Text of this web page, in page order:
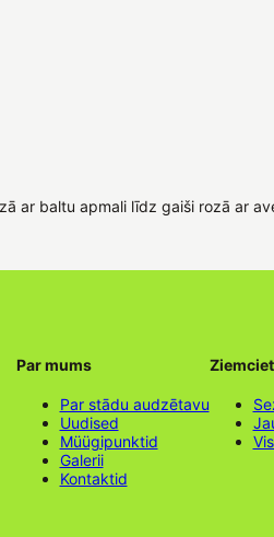
ar baltu apmali līdz gaiši rozā ar
Par mums
Par stādu audzētavu
Uudised
Müügipunktid
Galerii
Kontaktid